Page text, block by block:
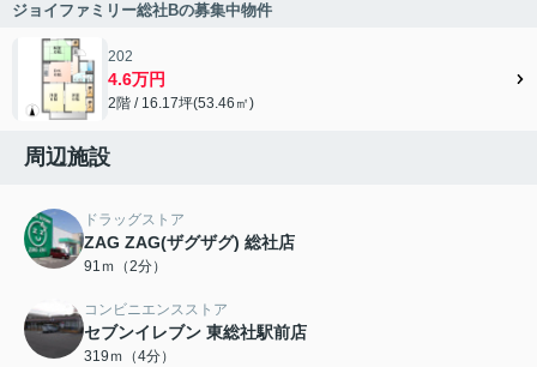
ジョイファミリー総社Bの募集中物件
202
4.6万円
2階 / 16.17坪(53.46㎡)
周辺施設
ドラッグストア
ZAG ZAG(ザグザグ) 総社店
91ｍ（2分）
コンビニエンスストア
セブンイレブン 東総社駅前店
319ｍ（4分）